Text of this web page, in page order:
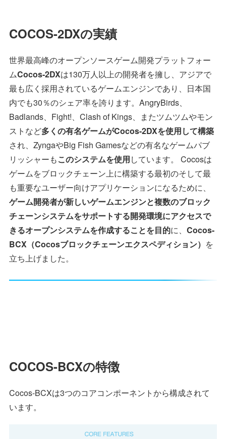
COCOS-2DXの実績
世界最高峰のオープンソースゲーム開発プラットフォー
ムCocos-2DXは130万人以上の開発者を擁し、アジアで
最も広く採用されているゲームエンジンであり、日本国
内でも30％のシェア率を誇ります。AngryBirds、
Badlands、Fight!、Clash of Kings、またツムツムやモン
ストなど多くの有名ゲームがCocos-2DXを使用して構築
され、ZyngaやBig Fish Gamesなどの有名なゲームパブ
リッシャーもこのシステムを使用しています。 Cocosは
ゲームをブロックチェーン上に構築する最初のそして最
も重要なユーザー向けアプリケーションになるために、
ゲーム開発者が新しいゲームエンジンと複数のブロック
チェーンシステムをサポートする開発環境にアクセスで
きるオープンシステムを作成することを目的に、 Cocos-
BCX（Cocosブロックチェーンエクスペディション） を
立ち上げました。
COCOS-BCXの特徴
Cocos-BCXは3つのコアコンポーネントから構成されて
います。